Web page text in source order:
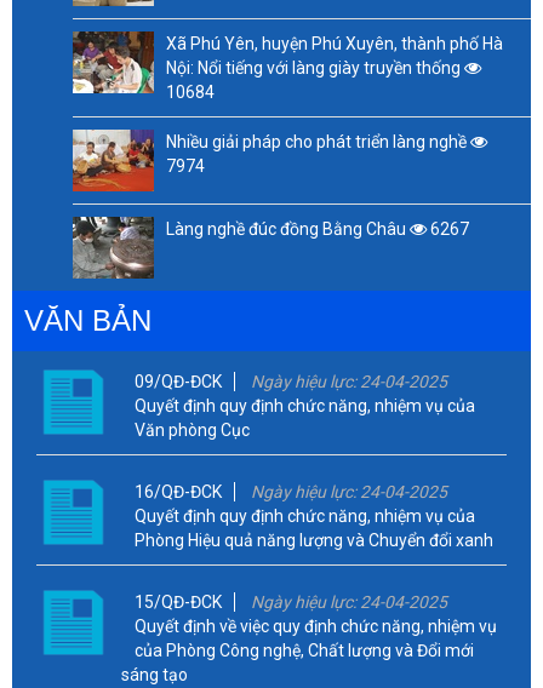
Xã Phú Yên, huyện Phú Xuyên, thành phố Hà
Nội: Nổi tiếng với làng giày truyền thống
10684
Nhiều giải pháp cho phát triển làng nghề
7974
Làng nghề đúc đồng Bằng Châu 6267
VĂN BẢN
09/QĐ-ĐCK
Ngày hiệu lực: 24-04-2025
Quyết định quy định chức năng, nhiệm vụ của
Văn phòng Cục
16/QĐ-ĐCK
Ngày hiệu lực: 24-04-2025
Quyết định quy định chức năng, nhiệm vụ của
Phòng Hiệu quả năng lượng và Chuyển đổi xanh
15/QĐ-ĐCK
Ngày hiệu lực: 24-04-2025
Quyết định về việc quy định chức năng, nhiệm vụ
của Phòng Công nghệ, Chất lượng và Đổi mới
sáng tạo